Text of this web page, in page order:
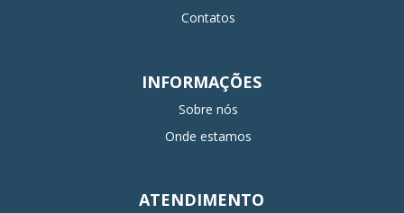
Contatos
INFORMAÇÕES
Sobre nós
Onde estamos
ATENDIMENTO